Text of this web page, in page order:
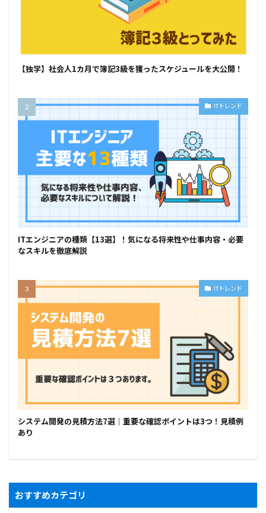
【独学】社会人1カ月で簿記3級を獲ったスケジュールを大公開！
ITトレンド
ITエンジニアの種類【13選】！気になる将来性や仕事内容・必要
なスキルを徹底解説
ITトレンド
システム開発の見積方法7選｜重要な確認ポイントは3つ！見積例
あり
おすすめカテゴリ